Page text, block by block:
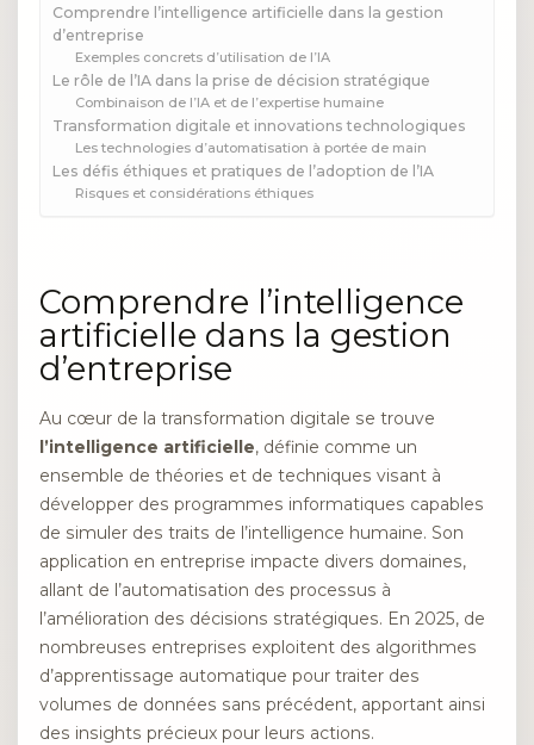
Comprendre l’intelligence artificielle dans la gestion
d’entreprise
Exemples concrets d’utilisation de l’IA
Le rôle de l’IA dans la prise de décision stratégique
Combinaison de l’IA et de l’expertise humaine
Transformation digitale et innovations technologiques
Les technologies d’automatisation à portée de main
Les défis éthiques et pratiques de l’adoption de l’IA
Risques et considérations éthiques
Comprendre l’intelligence
artificielle dans la gestion
d’entreprise
Au cœur de la transformation digitale se trouve
l’intelligence artificielle, définie comme un
ensemble de théories et de techniques visant à
développer des programmes informatiques capables
de simuler des traits de l’intelligence humaine. Son
application en entreprise impacte divers domaines,
allant de l’automatisation des processus à
l’amélioration des décisions stratégiques. En 2025, de
nombreuses entreprises exploitent des algorithmes
d’apprentissage automatique pour traiter des
volumes de données sans précédent, apportant ainsi
des insights précieux pour leurs actions.